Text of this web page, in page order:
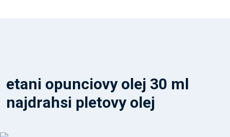
etani opunciovy olej 30 ml
najdrahsi pletovy olej